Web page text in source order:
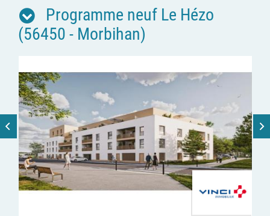
Programme neuf Le Hézo
(56450 - Morbihan)